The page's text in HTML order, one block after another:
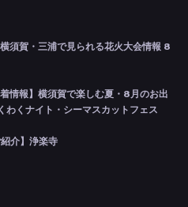
須賀・三浦で見られる花火大会情報 8
情報】横須賀で楽しむ夏・8月のお出
わくナイト・シーマスカットフェス
介】浄楽寺